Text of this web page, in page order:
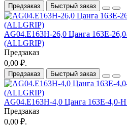
Предзаказ Быстрый заказ
AG04.E163H-26,0 Цанга 163E-
(ALLGRIP)
Предзаказ
0,00 ₽.
Предзаказ Быстрый заказ
AG04.E163H-4,0 Цанга 163E-4,0-
Предзаказ
0,00 ₽.